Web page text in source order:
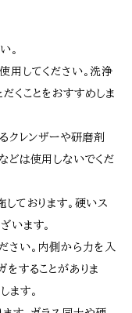
。
用してください。洗浄
くことをおすすめしま
クレンザーや研磨剤
どは使用しないでくだ
ております。硬いス
います。
さい。内側から力を入
をすることがありま
ます。